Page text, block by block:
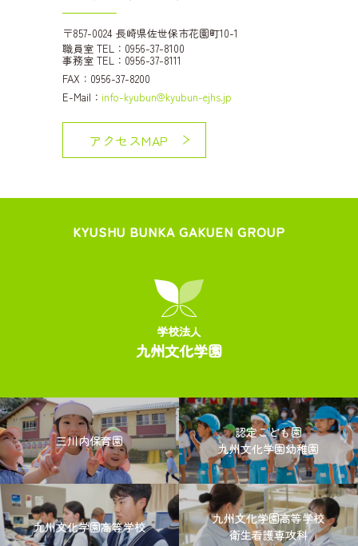
〒857-0024 長崎県佐世保市花園町10-1
職員室 TEL：0956-37-8100
事務室 TEL：0956-37-8111
FAX：0956-37-8200
E-Mail： info-kyubun@kyubun-ejhs.jp
アクセスMAP
KYUSHU BUNKA GAKUEN GROUP
学校法人
九州文化学園
三川内保育園
認定こども園
九州文化学園幼稚園
九州文化学園高等学校
九州文化学園高等学校
衛生看護専攻科